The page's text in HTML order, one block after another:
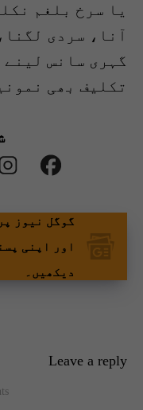
یا سرخ بلغم
آنا، سردی
گہری سانس
تکلیف بھی
گوگل نیوز
اور اپنی
دیکھیں۔
Leave a reply